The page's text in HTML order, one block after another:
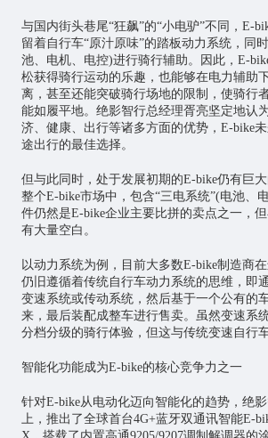
与国内街头巷尾“狂飙”的“小电驴”不同，E-
留着自行车“原汁原味”的踏板动力系统，同
池、电机、电控)进行骑行辅助。因此，E-
松获得骑行运动的乐趣，也能够在电力辅助
离，甚至还能突破骑行场地的限制，使骑行
能如履平地。绝影智行总经理胥亮坚定地认
济、健康、出行等诸多方面的优势，E-bike
途出行的最佳选择。
但与此同时，处于发展初期的E-bike仍有巨
整个E-bike市场中，包含“三电系统”(电池、
件仍然是E-bike企业主要比拼的卖点之一，
有大量空白。
以动力系统为例，目前大多数E-bike制造商
仍旧遵循着传统自行车动力系统的思维，即
变速系统或传动系统，然后基于一个公有的
来，最后装配成整车进行售卖。虽然变速系
分档分级的骑行体验，但这与传统变速自行
智能化功能成为E-bike的核心竞争力之一
针对E-bike从电动化迈向智能化的趋势，绝影
上，推出了全球首台4G+蓝牙双通讯智能E-